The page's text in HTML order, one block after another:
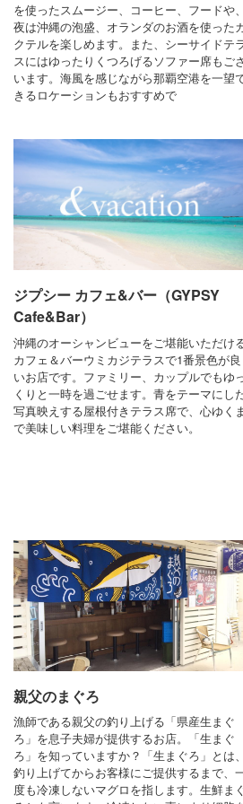
を使ったスムージー、コーヒー、フードや、
夜は沖縄の泡盛、オランダのお酒を使った
クテルを楽しめます。また、シーサイドテ
スにはゆったりくつろげるソファー席もご
います。海風を感じながら那覇空港を一望
きるロケーションもおすすめで
ジプシー カフェ&バー（GYPSY
Cafe&Bar）
沖縄のオーシャンビューをご堪能いただけ
カフェ＆バーウミカジテラスで1番景色が良
いお店です。ファミリー、カップルでもゆ
くりと一時を過ごせます。青をテーマにし
写真映えする屋根付きテラス席で、心ゆくま
で美味しい料理をご堪能ください。
親父のまぐろ
漁師である親父の釣り上げる「県産生まぐ
ろ」を息子夫婦が提供するお店。「生まぐ
ろ」を知っていますか？「生まぐろ」とは、
釣り上げてからお客様にご提供するまで、
度も冷凍しないマグロを指します。生鮮ま